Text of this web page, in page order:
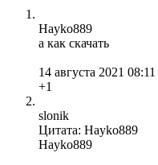
Hayko889
а как скачать
14 августа 2021 08:11
+1
slonik
Цитата: Hayko889
Hayko889